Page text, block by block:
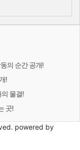
의 순간 공개!
!
물결!
곳!
powered by